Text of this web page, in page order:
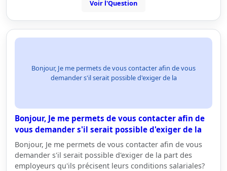
Voir l'Question
Bonjour, Je me permets de vous contacter afin de vous
demander s'il serait possible d'exiger de la
Bonjour, Je me permets de vous contacter afin de
vous demander s'il serait possible d'exiger de la
Bonjour, Je me permets de vous contacter afin de vous
demander s'il serait possible d'exiger de la part des
employeurs qu'ils précisent leurs conditions salariales?